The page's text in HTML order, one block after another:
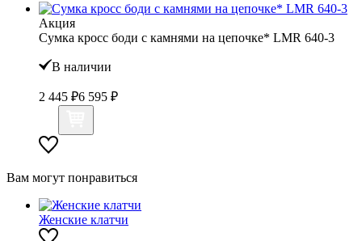
Акция
Сумка кросс боди с камнями на цепочке* LMR 640-3
В наличии
2 445 ₽6 595 ₽
Вам могут понравиться
Женские клатчи